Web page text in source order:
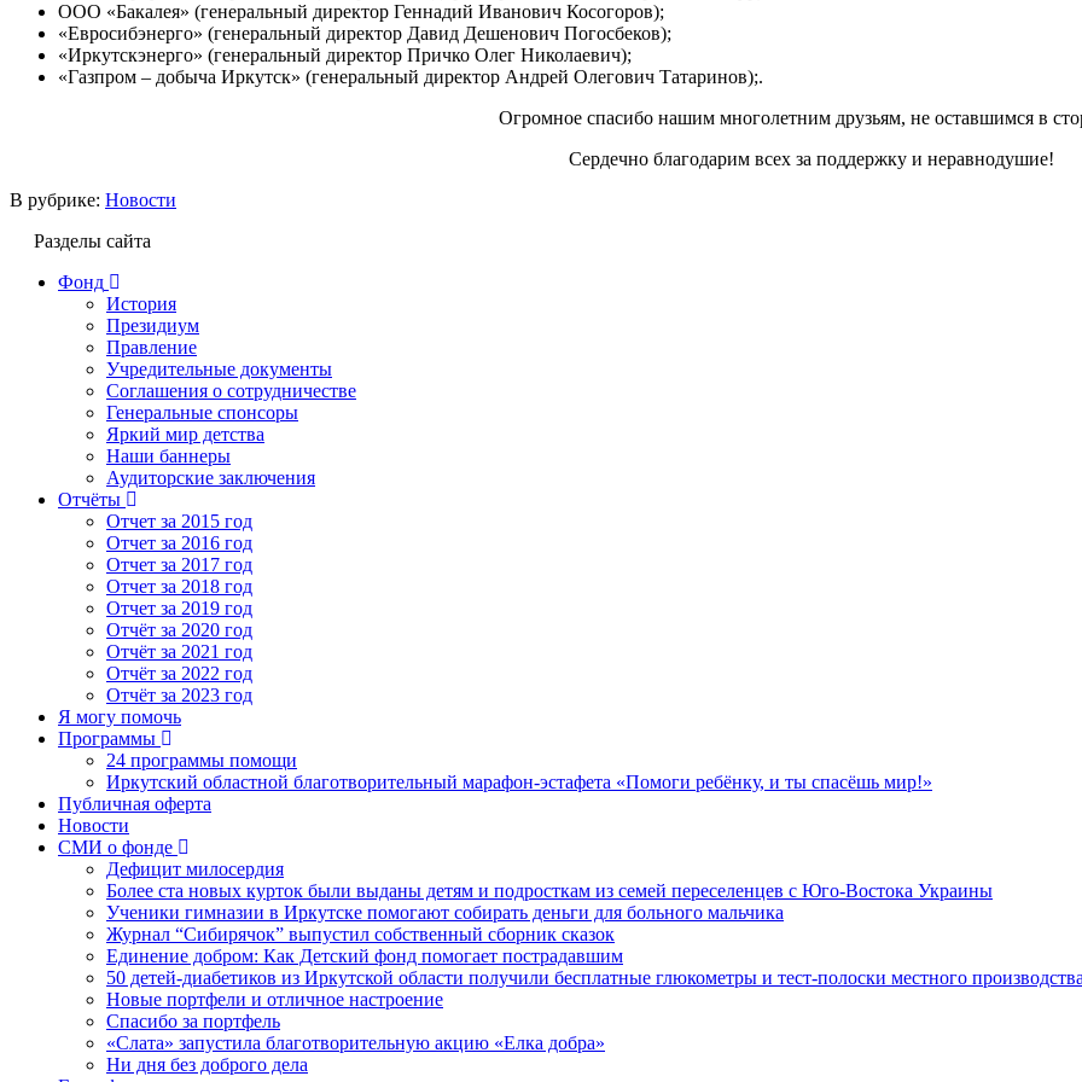
ООО «Бакалея» (генеральный директор Геннадий Иванович Косогоров);
«Евросибэнерго» (генеральный директор Давид Дешенович Погосбеков);
«Иркутскэнерго» (генеральный директор Причко Олег Николаевич);
«Газпром – добыча Иркутск» (генеральный директор Андрей Олегович Татаринов);.
Огромное спасибо нашим многолетним друзьям, не оставшимся в
Сердечно благодарим всех за поддержку и неравнодушие!
В рубрике: Новости
Разделы сайта
Фонд
История
Президиум
Правление
Учредительные документы
Соглашения о сотрудничестве
Генеральные спонсоры
Яркий мир детства
Наши баннеры
Аудиторские заключения
Отчёты
Отчет за 2015 год
Отчет за 2016 год
Отчет за 2017 год
Отчет за 2018 год
Отчет за 2019 год
Отчёт за 2020 год
Отчёт за 2021 год
Отчёт за 2022 год
Отчёт за 2023 год
Я могу помочь
Программы
24 программы помощи
Иркутский областной благотворительный марафон-эстафета «Помоги ребёнку, и ты спасёшь мир!»
Публичная оферта
Новости
СМИ о фонде
Дефицит милосердия
Более ста новых курток были выданы детям и подросткам из семей переселенцев с Юго-Востока Украины
Ученики гимназии в Иркутске помогают собирать деньги для больного мальчика
Журнал “Сибирячок” выпустил собственный сборник сказок
Единение добром: Как Детский фонд помогает пострадавшим
50 детей-диабетиков из Иркутской области получили бесплатные глюкометры и тест-полоски местного производства
Новые портфели и отличное настроение
Спасибо за портфель
«Слата» запустила благотворительную акцию «Елка добра»
Ни дня без доброго дела